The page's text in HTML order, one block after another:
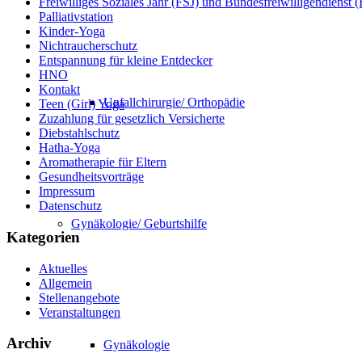
Unfallchirurgie/ Orthopädie
Gynäkologie/ Geburtshilfe
Gynäkologie
Palliativstation
Kinder-Yoga
Nichtraucherschutz
Entspannung für kleine Entdecker
HNO
Kontakt
Teen (Girl) Yoga
Zuzahlung für gesetzlich Versicherte
Diebstahlschutz
Hatha-Yoga
Aromatherapie für Eltern
Gesundheitsvorträge
Impressum
Datenschutz
Kategorien
Aktuelles
Allgemein
Stellenangebote
Veranstaltungen
Archiv